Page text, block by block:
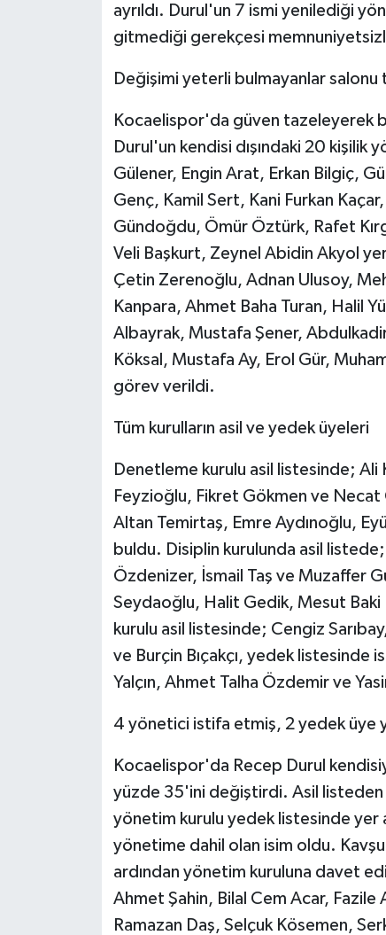
ayrıldı. Durul'un 7 ismi yenilediği
gitmediği gerekçesi
Değişimi yeterli bulmayanlar
Kocaelispor'da güven tazeleyerek
Durul'un kendisi dışındaki 20 kişilik
Gülener, Engin Arat, Erkan Bilgiç,
Genç, Kamil Sert, Kani Furkan
Gündoğdu, Ömür Öztürk, Rafet
Veli Başkurt, Zeynel Abidin Akyol yer
Çetin Zerenoğlu, Adnan Ulusoy,
Kanpara, Ahmet Baha Turan, Halil
Albayrak, Mustafa Şener, Abdulkadir
Köksal, Mustafa Ay, Erol Gür,
görev verildi.
Tüm kurulların asil ve yedek üyeleri
Denetleme kurulu asil listesinde;
Feyzioğlu, Fikret Gökmen ve Necat
Altan Temirtaş, Emre Aydınoğlu,
buldu. Disiplin kurulunda asil
Özdenizer, İsmail Taş ve Muzaffer
Seydaoğlu, Halit Gedik, Mesut Baki
kurulu asil listesinde; Cengiz
ve Burçin Bıçakçı, yedek listesinde
Yalçın, Ahmet Talha Özdemir ve
4 yönetici istifa etmiş, 2 yedek üye
Kocaelispor'da Recep Durul
yüzde 35'ini değiştirdi. Asil listeden
yönetim kurulu yedek listesinde yer
yönetime dahil olan isim oldu.
ardından yönetim kuruluna davet
Ahmet Şahin, Bilal Cem Acar,
Ramazan Daş, Selçuk Kösemen,